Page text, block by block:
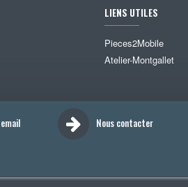
LIENS UTILES
Pieces2Mobile
Atelier-Montgallet
Nous contacter